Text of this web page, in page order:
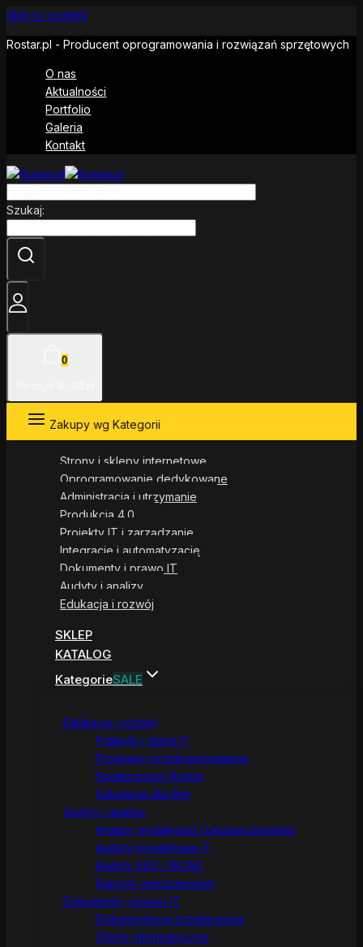
Skip to content
Rostar.pl - Producent oprogramowania i rozwiązań sprzętowych
O nas
Aktualności
Portfolio
Galeria
Kontakt
Szukaj:
0
Zakupy wg Kategorii
Strony i sklepy internetowe
Oprogramowanie dedykowane
Administracja i utrzymanie
Produkcja 4.0
Projekty IT i zarządzanie
Integracje i automatyzacje
Dokumenty i prawo IT
Audyty i analizy
Edukacja i rozwój
SKLEP
KATALOG
KategorieSALE
Edukacja i rozwój
Praktyki i staże IT
Programy przebranżowienia
Społeczność Rostar
Szkolenia dla firm
Audyty i analizy
Analizy wydajności i bezpieczeństwa
Audyty projektowe IT
Audyty SEO i WCAG
Raporty wdrożeniowe
Dokumenty i prawo IT
Dokumentacja przetargowa
Oferty informatyczne